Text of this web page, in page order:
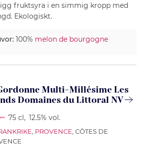
fruktsyra i en simmig kropp med
Ekologiskt.
100% melon de bourgogne
Multi-Millésime Les
Domaines du Littoral NV
75 cl , 12.5% vol.
, PROVENCE, CÔTES DE